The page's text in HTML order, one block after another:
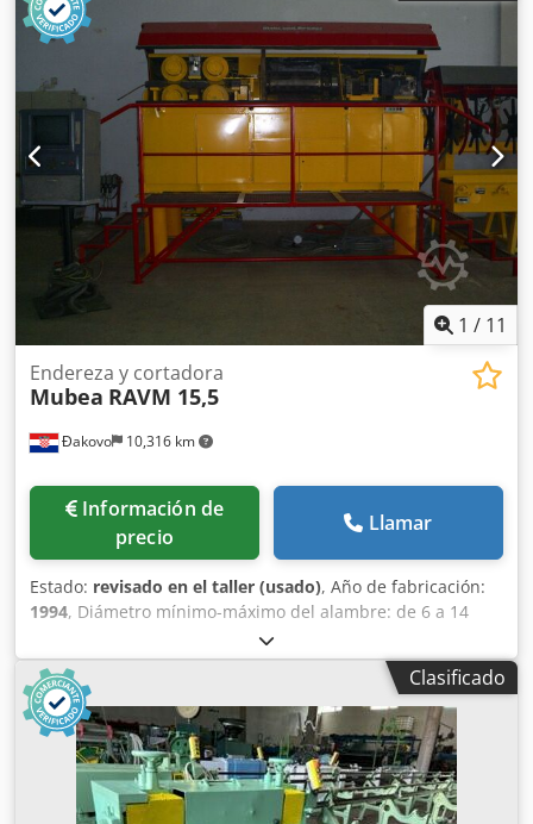
1 / 11
Đakovo 10,316 km
Endereza y cortadora
Mubea RAVM 15,5
Información de
precio
Llamar
Estado: revisado en el taller (usado), Año de fabricación:
1994, Diámetro mínimo-máximo del alambre: de 6 a 14
mm (de 0,236″ a 0,551″) Cizalla volante (5) ejes rotatorios
de indexación Dcedpfjfkmr Sox Aguok (4) rodillos de
prealimentación De 80 a 120 m/min Longitud máxima de
corte: 15 metros Colector de alambre/barra con indexación
Motor de CA de 30 kW (40 CV) Motor hidráulico: 15 kW (20
CV) Panel de control para operadores; 380 V, 50 Hz, 3 fases
Control PLC SIMENES S 5 3 unidades verticales de
desenrollado Máquina completamente reacondicionada
Clasificado